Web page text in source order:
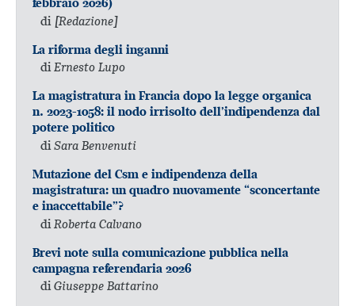
di [Redazione]
La riforma degli inganni
diErnesto Lupo
La magistratura in Francia dopo la legge organica
n. 2023-1058: il nodo irrisolto dell’indipendenza dal
potere politico
diSara Benvenuti
Mutazione del Csm e indipendenza della
magistratura: un quadro nuovamente “sconcertante
e inaccettabile”?
di Roberta Calvano
Brevi note sulla comunicazione pubblica nella
campagna referendaria 2026
diGiuseppe Battarino